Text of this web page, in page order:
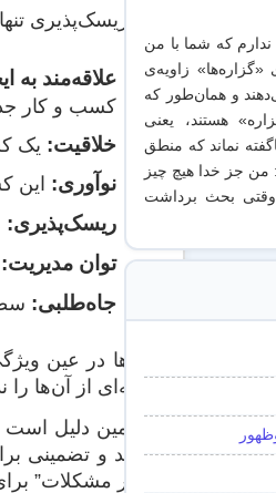
اما ریسک‌پذیری
علاقه‌مند به
کسب و کار
خلاقیت: یک
نوآوری: این
ریسک‌پذیری:
توان مدیریت:
جاه‌طلبی:
این‌ها در عین
اولیه‌ای از آن‌ها
به‌همین دلیل
سفید و تضمینی
برابر مشکلات”
ندارم که شما با من
«گزاره‌ها» زاویه‌ی
و همان‌طور که
هستند، یعنی
نماند که منطق
من جز خدا هیچ چیز
وقتی بحث برداشت